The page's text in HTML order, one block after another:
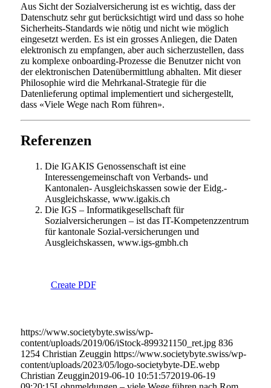
Aus Sicht der Sozialversicherung ist es wichtig, dass der
Datenschutz sehr gut berücksichtigt wird und dass so hohe
Sicherheits-Standards wie nötig und nicht wie möglich
eingesetzt werden. Es ist ein grosses Anliegen, die Daten
elektronisch zu empfangen, aber auch sicherzustellen, dass
zu komplexe onboarding-Prozesse die Benutzer nicht von
der elektronischen Datenübermittlung abhalten. Mit dieser
Philosophie wird die Mehrkanal-Strategie für die
Datenlieferung optimal implementiert und sichergestellt,
dass «Viele Wege nach Rom führen».
Referenzen
Die IGAKIS Genossenschaft ist eine
Interessengemeinschaft von Verbands- und
Kantonalen- Ausgleichskassen sowie der Eidg.-
Ausgleichskasse, www.igakis.ch
Die IGS – Informatikgesellschaft für
Sozialversicherungen – ist das IT-Kompetenzzentrum
für kantonale Sozial-versicherungen und
Ausgleichskassen, www.igs-gmbh.ch
Create PDF
https://www.societybyte.swiss/wp-
content/uploads/2019/06/iStock-899321150_ret.jpg 836
1254 Christian Zeuggin https://www.societybyte.swiss/wp-
content/uploads/2023/05/logo-societybyte-DE.webp
Christian Zeuggin2019-06-10 10:51:572019-06-19